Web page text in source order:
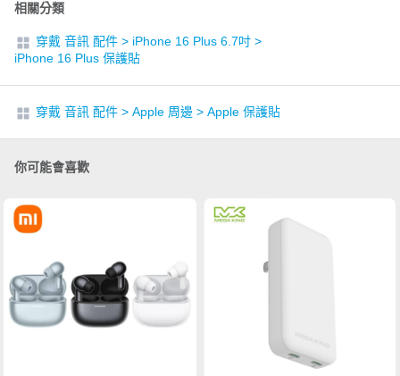
相關分類
穿戴 音訊 配件 > iPhone 16 Plus 6.7吋 >
iPhone 16 Plus 保護貼
穿戴 音訊 配件 > Apple 周邊 > Apple 保護貼
你可能會喜歡